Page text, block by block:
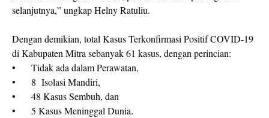
selanjutnya,” ungkap Helny Ratuliu.
Dengan demikian, total Kasus Terkonfirmasi Positif COVID-19
di Kabupaten Mitra sebanyak 61 kasus, dengan perincian:
•
Tidak ada dalam Perawatan,
•
8 Isolasi Mandiri,
•
48 Kasus Sembuh, dan
•
5 Kasus Meninggal Dunia.